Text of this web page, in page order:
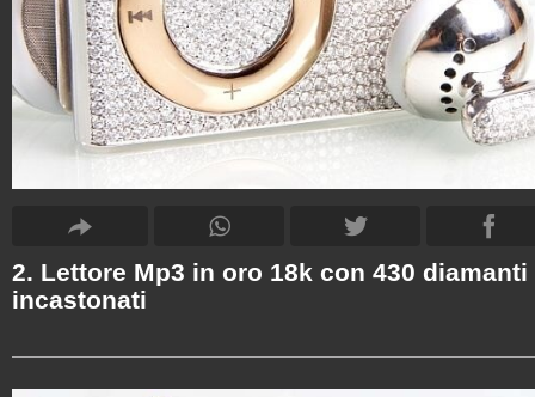
2. Lettore Mp3 in oro 18k con 430 diamanti
incastonati